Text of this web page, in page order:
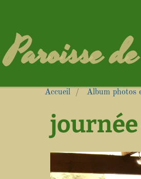
Paroisse
Accueil Album photos
journée